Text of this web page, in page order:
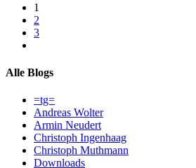
1
2
3
Alle Blogs
=tg=
Andreas Wolter
Armin Neudert
Christoph Ingenhaag
Christoph Muthmann
Downloads